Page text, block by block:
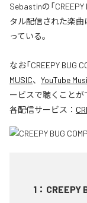
Sebastinの「
タル配信された楽曲
っている。
なお「CREEPY BUG
MUSIC、 YouTube
ービスで聴くことが
各配信サービス：
1 ： CREEPY